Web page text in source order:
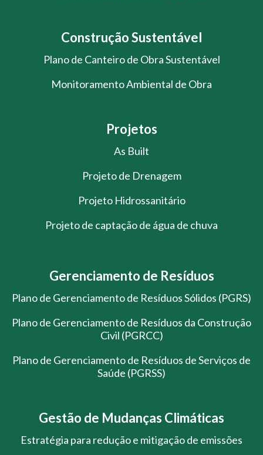
Construção Sustentável
Plano de Canteiro de Obra Sustentável
Monitoramento Ambiental de Obra
Projetos
As Built
Projeto de Drenagem
Projeto Hidrossanitário
Projeto de captação de água de chuva
Gerenciamento de Resíduos
Plano de Gerenciamento de Resíduos Sólidos (PGRS)
Plano de Gerenciamento de Resíduos da Construção
Civil (PGRCC)
Plano de Gerenciamento de Resíduos de Serviços de
Saúde (PGRSS)
Gestão de Mudanças Climáticas
Estratégia para redução e mitigação de emissões